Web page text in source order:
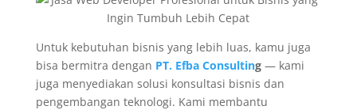
Untuk kebutuhan bisnis yang lebih luas, kamu juga
bisa bermitra dengan PT. Efba Consulting— kami
juga menyediakan solusi konsultasi bisnis dan
pengembangan teknologi. Kami membantu